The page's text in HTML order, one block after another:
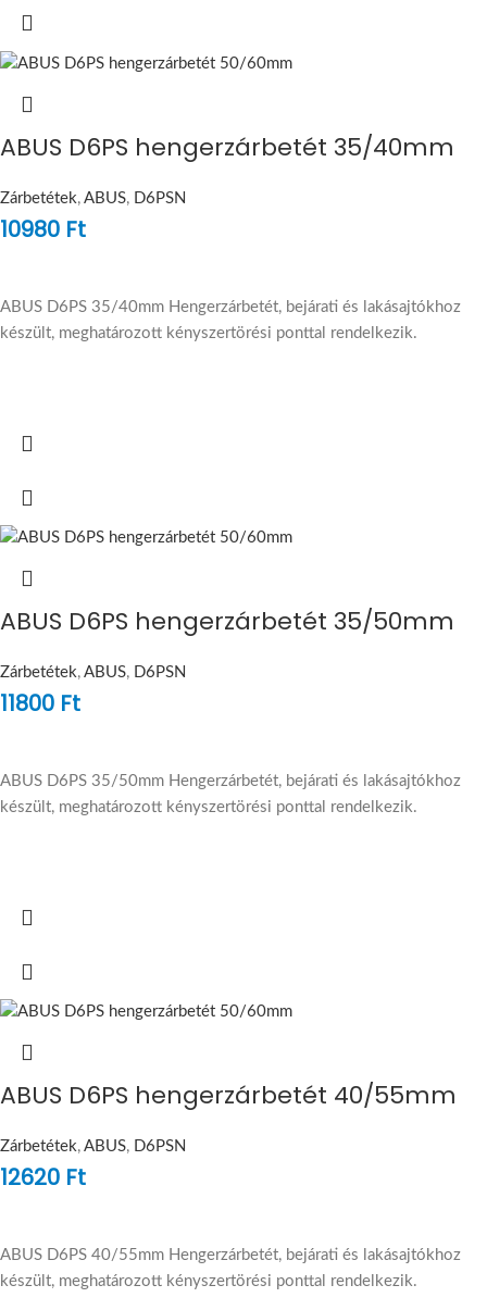
ABUS D6PS hengerzárbetét 35/40mm
Zárbetétek, ABUS, D6PSN
10980 Ft
ABUS D6PS 35/40mm Hengerzárbetét, bejárati és lakásajtókhoz
készült, meghatározott kényszertörési ponttal rendelkezik.
ABUS D6PS hengerzárbetét 35/50mm
Zárbetétek, ABUS, D6PSN
11800 Ft
ABUS D6PS 35/50mm Hengerzárbetét, bejárati és lakásajtókhoz
készült, meghatározott kényszertörési ponttal rendelkezik.
ABUS D6PS hengerzárbetét 40/55mm
Zárbetétek, ABUS, D6PSN
12620 Ft
ABUS D6PS 40/55mm Hengerzárbetét, bejárati és lakásajtókhoz
készült, meghatározott kényszertörési ponttal rendelkezik.